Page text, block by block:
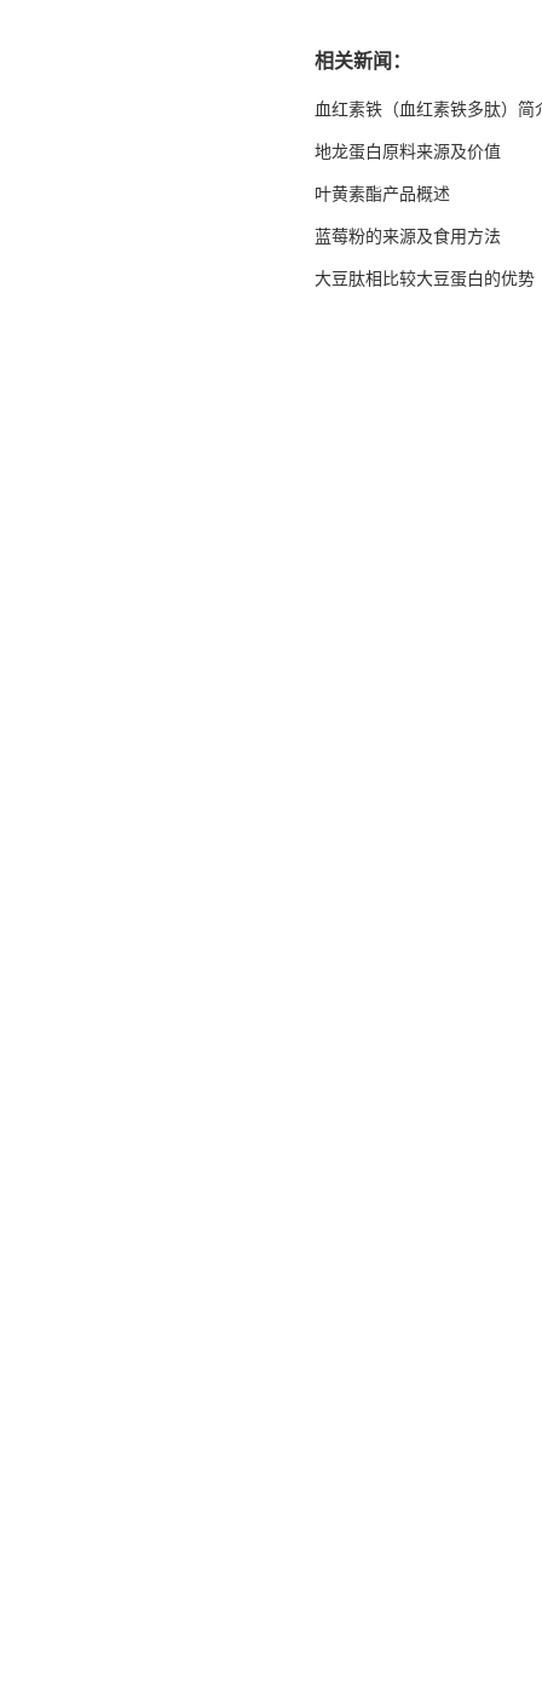
相关新闻：
血红素铁（血红素铁多肽）简
地龙蛋白原料来源及价值
叶黄素酯产品概述
蓝莓粉的来源及食用方法
大豆肽相比较大豆蛋白的优势